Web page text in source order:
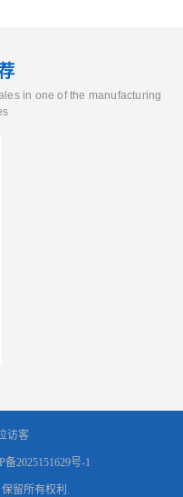
in one of the manufacturing
访客
备2025151629号-1
保留所有权利.